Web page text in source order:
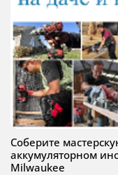
Соберите
аккумуляторном
Milwaukee